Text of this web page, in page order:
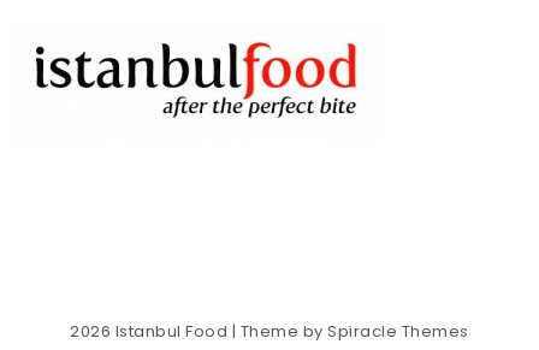
2026 Istanbul Food | Theme bySpiracle Themes